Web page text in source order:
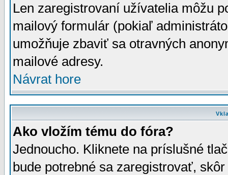
Len zaregistrovaní užívatelia môžu
mailový formulár (pokiaľ
umožňuje zbaviť sa otravných
mailové adresy.
Návrat hore
Ako vložím tému do fóra?
Jednoucho. Kliknete na príslušné
bude potrebné sa zaregistrovať,